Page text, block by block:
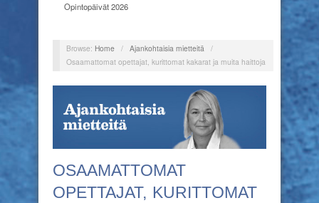
Opintopäivät 2026
Browse: Home / Ajankohtaisia mietteitä /
Osaamattomat opettajat, kurittomat kakarat ja muita haittoja
OSAAMATTOMAT
OPETTAJAT, KURITTOMAT